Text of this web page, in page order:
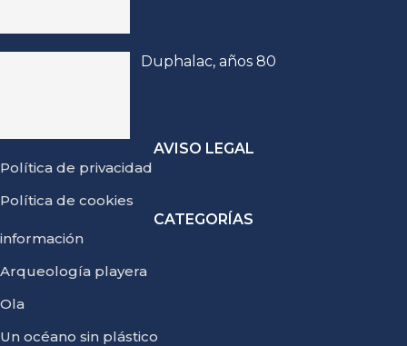
Duphalac, años 80
AVISO LEGAL
Política de privacidad
Política de cookies
CATEGORÍAS
información
Arqueología playera
Ola
Un océano sin plástico